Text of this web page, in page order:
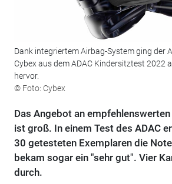
Dank integriertem Airbag-System ging der
Cybex aus dem ADAC Kindersitztest 2022
hervor.
© Foto: Cybex
Das Angebot an
ist groß. In einem Test des ADAC
30 getesteten Exemplaren die
bekam sogar ein "sehr gut". Vier
durch.